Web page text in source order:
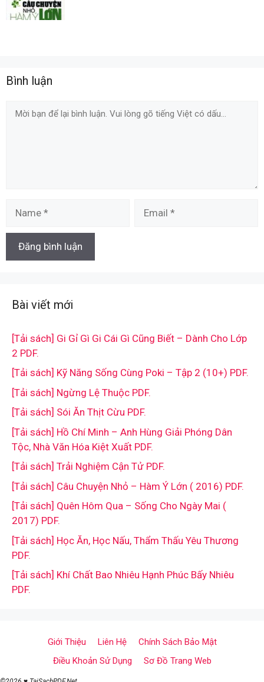
Bình luận
Comment
Bài viết mới
[Tải sách] Gi Gỉ Gì Gi Cái Gì Cũng Biết – Dành Cho Lớp
2 PDF.
[Tải sách] Kỹ Năng Sống Cùng Poki – Tập 2 (10+) PDF.
[Tải sách] Ngừng Lệ Thuộc PDF.
[Tải sách] Sói Ăn Thịt Cừu PDF.
[Tải sách] Hồ Chí Minh – Anh Hùng Giải Phóng Dân
Tộc, Nhà Văn Hóa Kiệt Xuất PDF.
[Tải sách] Trải Nghiệm Cận Tử PDF.
[Tải sách] Câu Chuyện Nhỏ – Hàm Ý Lớn ( 2016) PDF.
[Tải sách] Quên Hôm Qua – Sống Cho Ngày Mai (
2017) PDF.
[Tải sách] Học Ăn, Học Nấu, Thẩm Thấu Yêu Thương
PDF.
[Tải sách] Khí Chất Bao Nhiêu Hạnh Phúc Bấy Nhiêu
PDF.
Giới Thiệu Liên Hệ
Chính Sách Bảo Mật
Điều Khoản Sử Dụng
Sơ Đồ Trang Web